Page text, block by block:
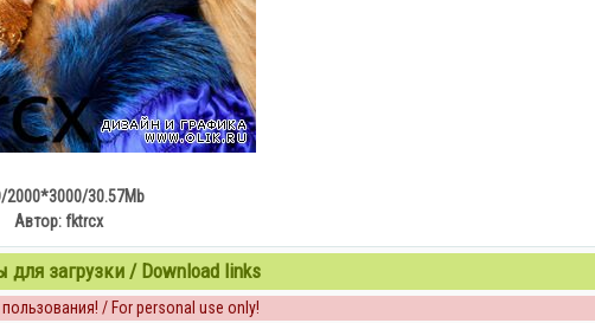
2000*3000/30.57Mb
Автор: fktrcx
загрузки / Download links
/ For personal use only!